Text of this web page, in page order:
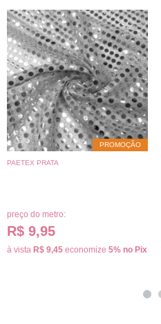
PROMOÇÃO
PAETEX PRATA
preço do metro:
R$ 9,95
à vista R$ 9,45 economize 5% no Pix